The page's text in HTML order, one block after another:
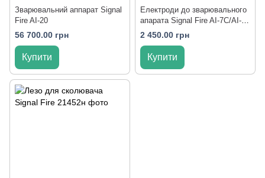
Зварювальний аппарат Signal
Fire AI-20
56 700.00 грн
Купити
Електроди до зварювального
апарата Signal Fire AI-7C/AI-
8C/AI-9
2 450.00 грн
Купити